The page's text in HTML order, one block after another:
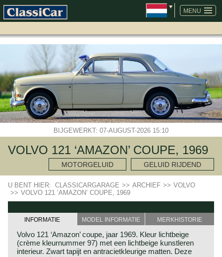
MENU
NAVIGATIE
OVERSLAAN
BIJGEWERKT: 07-AUGUST-2026 15:10
VOLVO 121 ‘AMAZON’ COUPE, 1969
MOTORGELUID GELUID RIJDEND
U BENT HIER: CLASSICARGARAGE >> ARCHIEF >> VOLVO
>> VOLVO 121 ‘AMAZON’ COUPE, 1969
INFORMATIE MODEL INFORMATIE MERKHISTORIE
Volvo 121 ‘Amazon’ coupe, jaar 1969. Kleur lichtbeige
(crème kleurnummer 97) met een lichtbeige kunstleren
interieur. Zwart tapijt en antracietkleurige matten. Deze